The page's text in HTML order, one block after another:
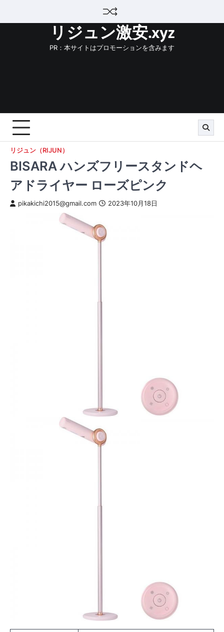
リジュン激安.xyz
PR：本サイトはプロモーションを含みます
リジュン（RIJUN）
BISARA ハンズフリースタンドヘ
アドライヤー ローズピンク
pikakichi2015@gmail.com 2023年10月18日